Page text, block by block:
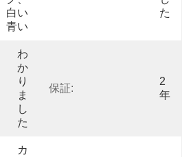
白い
青い
た
わ
か
り
ま
し
た
保証:
2
年
カ